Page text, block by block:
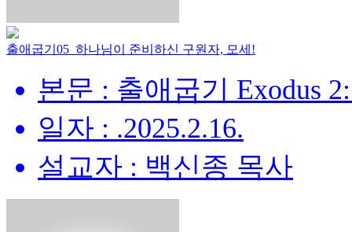
출애굽기05_하나님이 준비하신 구원자, 모세!
본문 : 출애굽기 Exodus
일자 : .2025.2.16.
설교자 : 백신종 목사